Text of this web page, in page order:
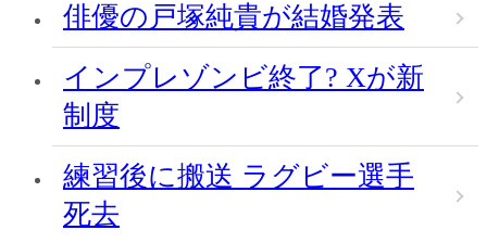
俳優の戸塚純貴が結婚発表
インプレゾンビ終了? Xが新
制度
練習後に搬送 ラグビー選手
死去